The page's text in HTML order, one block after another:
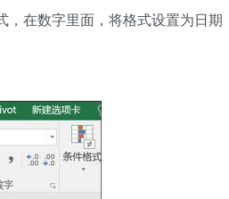
，在数字里面，将格式设置为日期